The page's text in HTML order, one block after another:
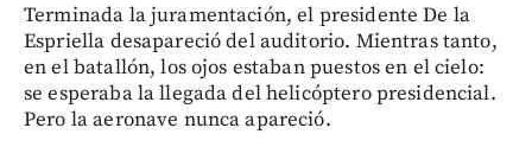
Terminada la juramentación, el presidente De la
Espriella desapareció del auditorio. Mientras tanto,
en el batallón, los ojos estaban puestos en el cielo:
se esperaba la llegada del helicóptero presidencial.
Pero la aeronave nunca apareció.